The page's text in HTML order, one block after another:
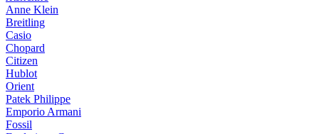
Anne Klein
Breitling
Casio
Chopard
Citizen
Hublot
Orient
Patek Philippe
Emporio Armani
Fossil